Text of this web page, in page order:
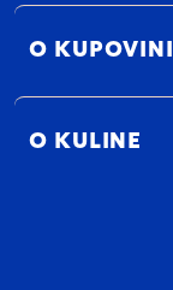
O KUPOVINI
O KULINE